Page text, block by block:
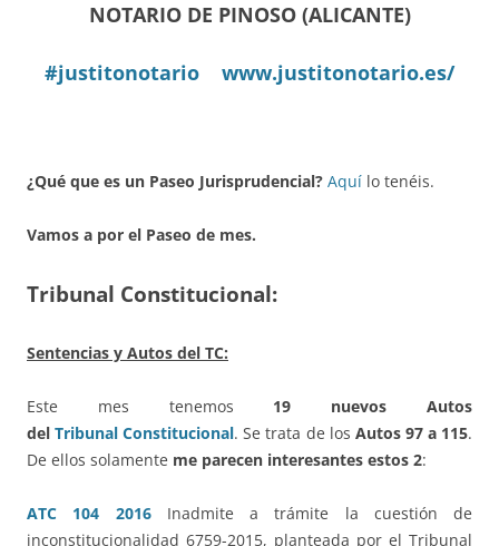
NOTARIO DE PINOSO (ALICANTE)
#justitonotario www.justitonotario.es/
¿Qué que es un Paseo Jurisprudencial? Aquí lo tenéis.
Vamos a por el Paseo de mes.
Tribunal Constitucional:
Sentencias y Autos del TC:
Este mes tenemos 19 nuevos Autos
delTribunal Constitucional. Se trata de los Autos 97 a 115.
De ellos solamente me parecen interesantes estos 2:
ATC 104 2016Inadmite a trámite la cuestión de
inconstitucionalidad 6759-2015, planteada por el Tribunal